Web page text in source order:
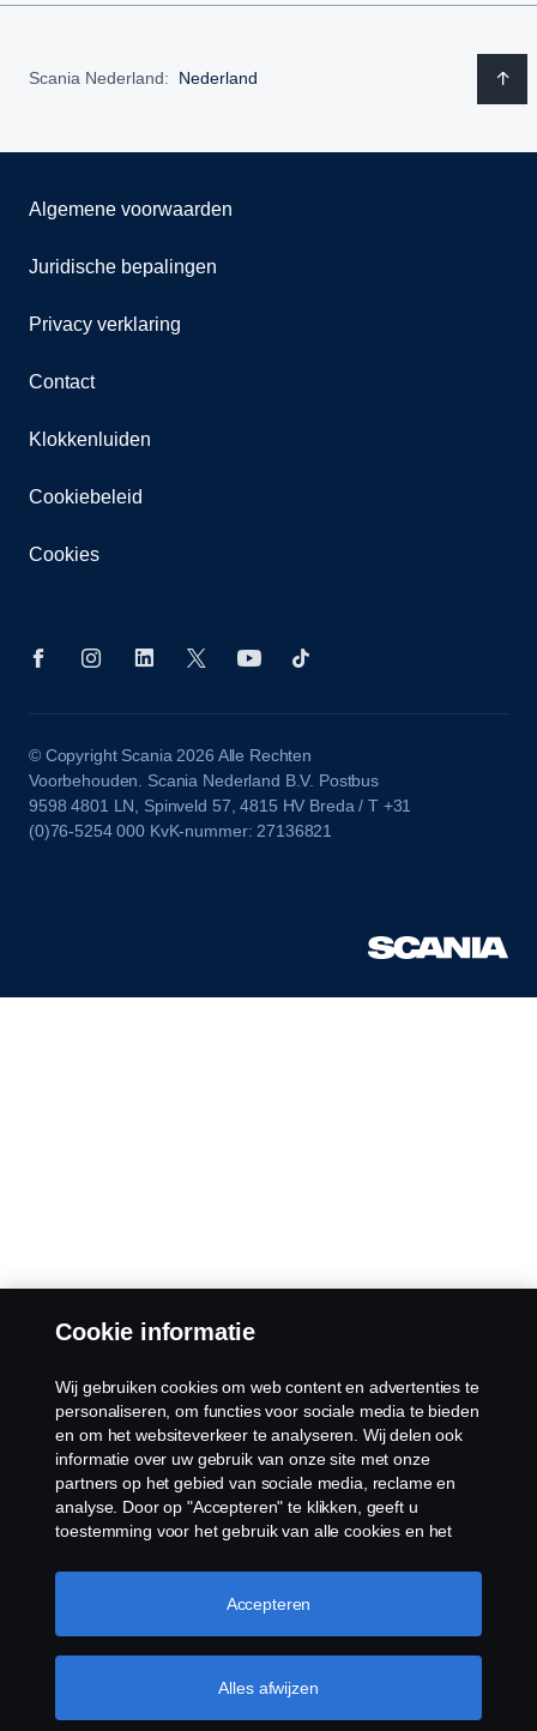
Scania Nederland: Nederland
Algemene voorwaarden
Juridische bepalingen
Privacy verklaring
Contact
Klokkenluiden
Cookiebeleid
Cookies
© Copyright Scania 2026 Alle Rechten
Voorbehouden. Scania Nederland B.V. Postbus
9598 4801 LN, Spinveld 57, 4815 HV Breda / T +31
(0)76-5254 000 KvK-nummer: 27136821
Cookie informatie
Wij gebruiken cookies om web content en advertenties te
personaliseren, om functies voor sociale media te bieden
en om het websiteverkeer te analyseren. Wij delen ook
informatie over uw gebruik van onze site met onze
partners op het gebied van sociale media, reclame en
analyse. Door op "Accepteren" te klikken, geeft u
toestemming voor het gebruik van alle cookies en het
door op "Cookie Instellingen" te klikken en de
categorieën te selecteren die u wilt accepteren. Voor een
Meer informatie over uw privacy
Alles afwijzen
Accepteren